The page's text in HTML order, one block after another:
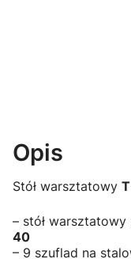
Opis
Stół warsztatowy
– stół
40
– 9 szuflad na